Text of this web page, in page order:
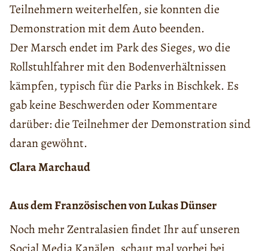
Teilnehmern weiterhelfen, sie konnten die
Demonstration mit dem Auto beenden.
Der Marsch endet im Park des Sieges, wo die
Rollstuhlfahrer mit den Bodenverhältnissen
kämpfen, typisch für die Parks in Bischkek. Es
gab keine Beschwerden oder Kommentare
darüber: die Teilnehmer der Demonstration sind
daran gewöhnt.
Clara Marchaud
Aus dem Französischen von Lukas Dünser
Noch mehr Zentralasien findet Ihr auf unseren